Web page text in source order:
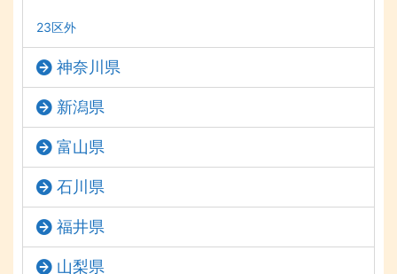
23区外
神奈川県
新潟県
富山県
石川県
福井県
山梨県